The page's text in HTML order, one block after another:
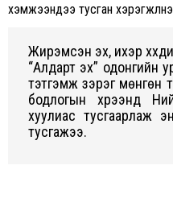
хэмжээндээ тусган
Жирэмсэн эх, ихэр
“Алдарт эх” одонгийн
тэтгэмж зэрэг мөнгөн
бодлогын хүрээнд
хуулиас тусгаарлаж
тусгажээ.